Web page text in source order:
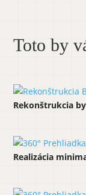
Toto by
Rekonštrukcia
Realizácia